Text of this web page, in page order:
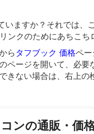
ますか？それでは、
ンクのためにあちこち
らタフブック 価格ペー
ページを開いて、必要
きない場合は、右上の
ンの通販・価